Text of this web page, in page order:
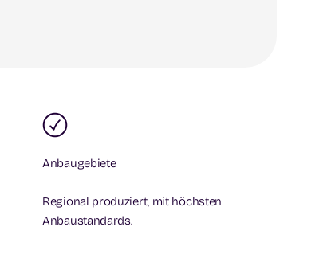
Anbaugebiete
Regional produziert, mit höchsten
Anbaustandards.